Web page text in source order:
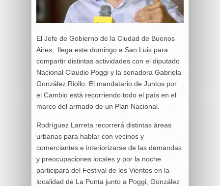
El Jefe de Gobierno de la Ciudad de Buenos
Aires, llega este domingo a San Luis para
compartir distintas actividades con el diputado
Nacional Claudio Poggi y la senadora Gabriela
González Riollo. El mandatario de Juntos por
el Cambio está recorriendo todo el país en el
marco del armado de un Plan Nacional.
Rodríguez Larreta recorrerá distintas áreas
urbanas para hablar con vecinos y
comerciantes e interiorizarse de las demandas
y preocupaciones locales y por la noche
participará del Festival de los Vientos en la
localidad de La Punta junto a Poggi, González